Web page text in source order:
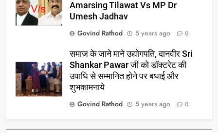
Amarsing Tilawat Vs MP Dr
Umesh Jadhav
Govind Rathod
5 years ago 0
समाज के जाने माने उद्योगपति, दानवीर Sri
Shankar Pawar जी को डॉक्टरेट की
उपाधि से सम्मानित होने पर बधाई और
शुभकामनाये
Govind Rathod
5 years ago 0